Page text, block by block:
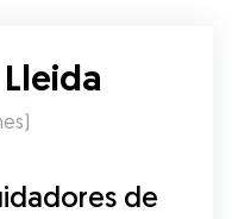
)
de